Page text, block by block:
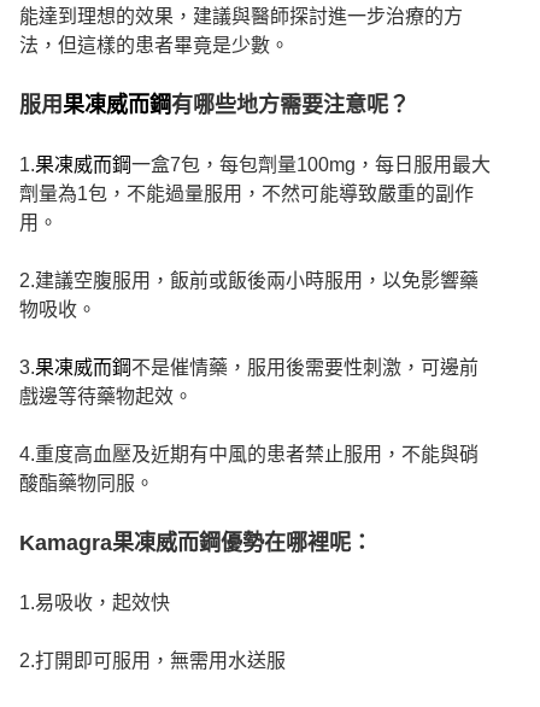
能達到理想的效果，建議與醫師探討進一步治療的方
法，但這樣的患者畢竟是少數。
服用果凍威而鋼有哪些地方需要注意呢？
1.果凍威而鋼一盒7包，每包劑量100mg，每日服用最大
劑量為1包，不能過量服用，不然可能導致嚴重的副作
用。
2.建議空腹服用，飯前或飯後兩小時服用，以免影響藥
物吸收。
3.果凍威而鋼不是催情藥，服用後需要性刺激，可邊前
戲邊等待藥物起效。
4.重度高血壓及近期有中風的患者禁止服用，不能與硝
酸酯藥物同服。
Kamagra果凍威而鋼優勢在哪裡呢：
1.易吸收，起效快
2.打開即可服用，無需用水送服